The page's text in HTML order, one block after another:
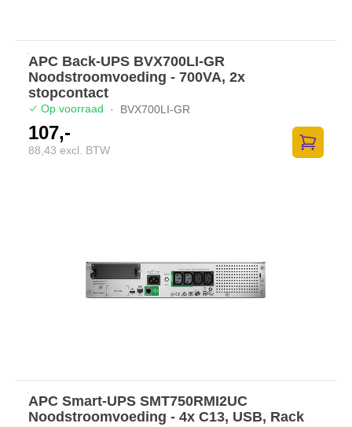
APC Back-UPS BVX700LI-GR
Noodstroomvoeding - 700VA, 2x
stopcontact
Op voorraad · BVX700LI-GR
107,-
88,43 excl. BTW
Zum
APC Smart-UPS SMT750RMI2UC
Noodstroomvoeding - 4x C13, USB, Rack